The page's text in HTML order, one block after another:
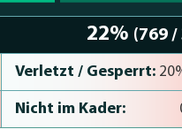
22% (769
Verletzt / Gesperrt:
Nicht im Kader: